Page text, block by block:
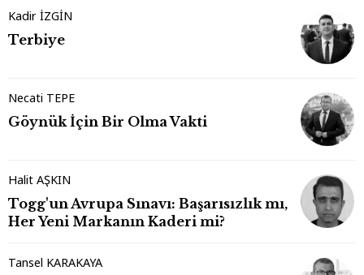
Kadir İZGİN
Terbiye
Necati TEPE
Göynük İçin Bir Olma Vakti
Halit AŞKIN
Togg'un Avrupa Sınavı: Başarısızlık mı,
Her Yeni Markanın Kaderi mi?
Tansel KARAKAYA